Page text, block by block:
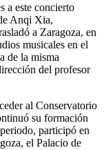
a este concierto
Anqi Xia,
a Zaragoza, en
musicales en el
de la misma
del profesor
al Conservatorio
su formación
participó en
el Palacio de